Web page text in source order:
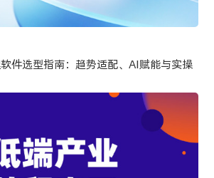
件选型指南：趋势适配、AI赋能与实操